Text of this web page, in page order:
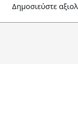
Δημοσιεύστε